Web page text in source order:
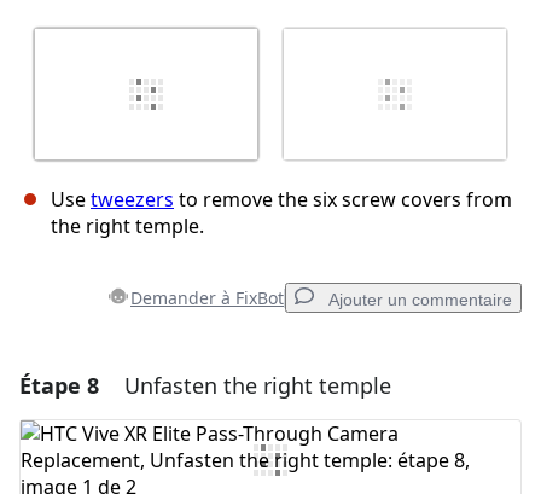
Usetweezers to remove the six screw covers from
the right temple.
Demander à FixBot Ajouter un commentaire
Ajouter un commentaire
Ajouter un commentaire
Étape 8 Unfasten the right temple